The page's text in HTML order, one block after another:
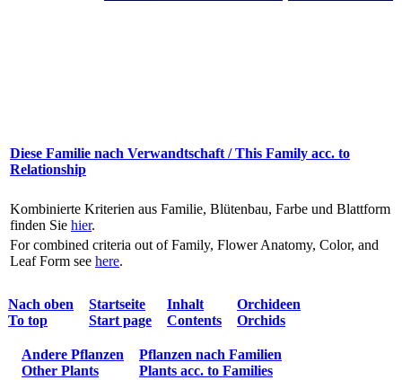
Diese Familie nach Verwandtschaft / This Family acc. to
Relationship
Kombinierte Kriterien aus Familie, Blütenbau, Farbe und Blattform
finden Sie hier.
For combined criteria out of Family, Flower Anatomy, Color, and
Leaf Form see here.
Nach oben
To top
Startseite
Start page
Inhalt
Contents
Orchideen
Orchids
Andere Pflanzen
Other Plants
Pflanzen nach Familien
Plants acc. to Families